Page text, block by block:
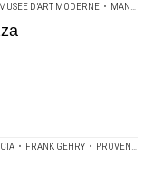
D’ART MODERNE • MANUELLE GAUTRAND
• FRANK GEHRY • PROVENZA